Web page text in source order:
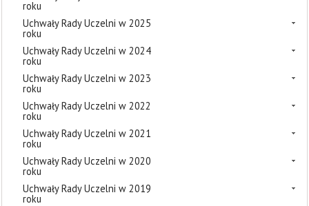
roku
Uchwały Rady Uczelni w 2025
roku
Uchwały Rady Uczelni w 2024
roku
Uchwały Rady Uczelni w 2023
roku
Uchwały Rady Uczelni w 2022
roku
Uchwały Rady Uczelni w 2021
roku
Uchwały Rady Uczelni w 2020
roku
Uchwały Rady Uczelni w 2019
roku